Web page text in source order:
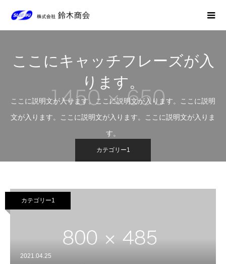
ここにキャッチフレーズが入
ります。
ここに説明文が入ります。ここに説明文が入ります。ここに説明
文が入ります。ここに説明文が入ります。ここに説明文が入りま
す。
カテゴリー1
カテゴリー1
2021.04.25